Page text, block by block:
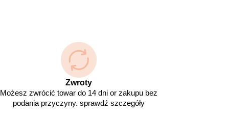
Zwroty
Możesz zwrócić towar do 14 dni or zakupu bez
podania przyczyny. sprawdź szczegóły